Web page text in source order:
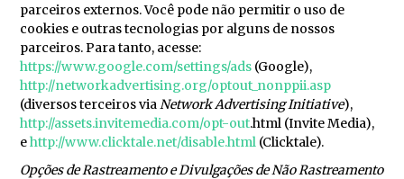
parceiros externos. Você pode não permitir o uso de
cookies e outras tecnologias por alguns de nossos
parceiros. Para tanto, acesse:
https://www.google.com/settings/ads (Google),
http://networkadvertising.org/optout_nonppii.asp
(diversos terceiros via Network Advertising Initiative),
http://assets.invitemedia.com/opt-out.html (Invite Media),
ehttp://www.clicktale.net/disable.html (Clicktale).
Opções de Rastreamento e Divulgações de Não Rastreamento